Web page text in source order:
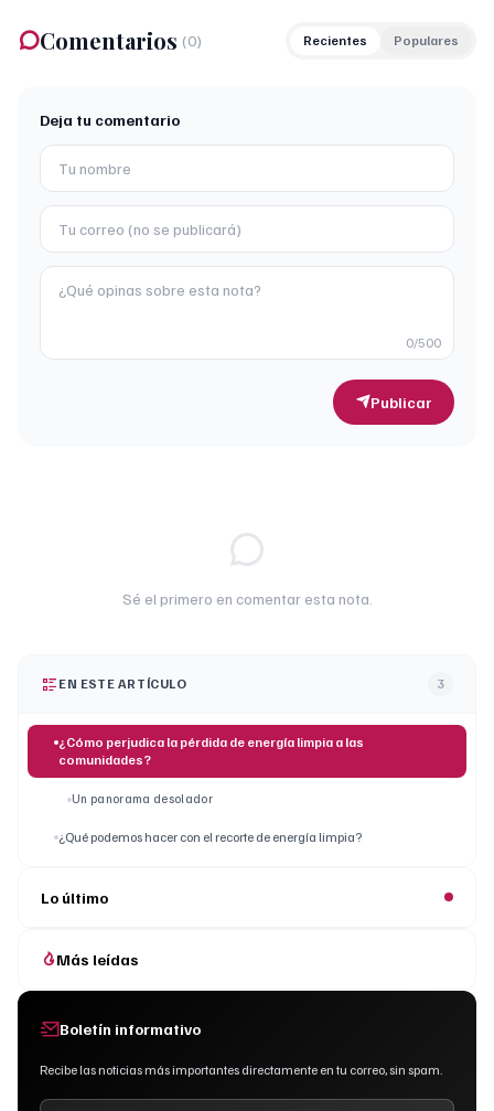
Comentarios (0) Recientes Populares
Deja tu comentario
0/500
Publicar
Sé el primero en comentar esta nota.
EN ESTE ARTÍCULO 3
¿Cómo perjudica la pérdida de energía limpia a las
comunidades?
Un panorama desolador
¿Qué podemos hacer con el recorte de energía limpia?
Lo último
Más leídas
Boletín informativo
Recibe las noticias más importantes directamente en tu correo, sin spam.